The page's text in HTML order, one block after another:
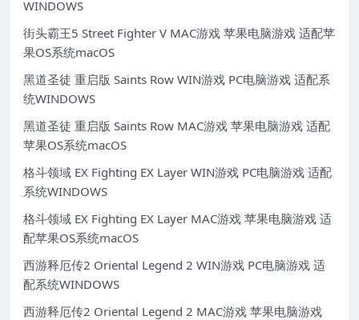
WINDOWS
街头霸王5 Street Fighter V MAC游戏 苹果电脑游戏 适配苹
果OS系统macOS
黑道圣徒 重启版 Saints Row WIN游戏 PC电脑游戏 适配系
统WINDOWS
黑道圣徒 重启版 Saints Row MAC游戏 苹果电脑游戏 适配
苹果OS系统macOS
格斗领域 EX Fighting EX Layer WIN游戏 PC电脑游戏 适配
系统WINDOWS
格斗领域 EX Fighting EX Layer MAC游戏 苹果电脑游戏 适
配苹果OS系统macOS
西游释厄传2 Oriental Legend 2 WIN游戏 PC电脑游戏 适
配系统WINDOWS
西游释厄传2 Oriental Legend 2 MAC游戏 苹果电脑游戏